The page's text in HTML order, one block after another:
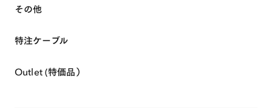
その他
特注ケーブル
Outlet (特価品）